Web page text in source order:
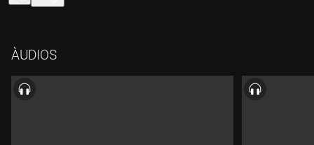
perspectiva anticapitalista, feminista, amb perspectiva de
Filosofia; Maria Serra, ambaixadora Europea Climàtica i
activista antiimperialista i anticolonialista, i Marina Campos,
comunicadora científica de salut freelance. BOOM!
ÀUDIOS